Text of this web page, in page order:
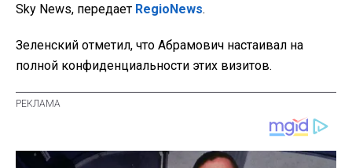
Sky News, передает RegioNews.
Зеленский отметил, что Абрамович настаивал на
полной конфиденциальности этих визитов.